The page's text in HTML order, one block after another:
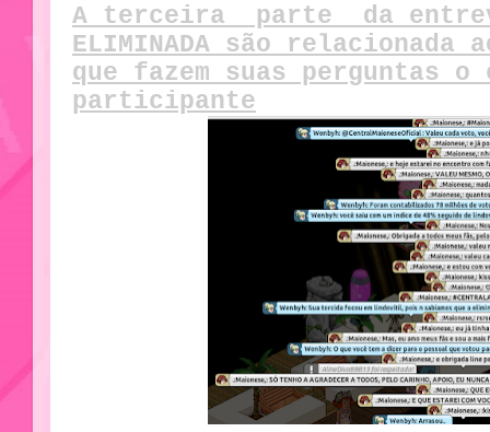
A terceira parte da
ELIMINADA são relacionada
que fazem suas perguntas
participante